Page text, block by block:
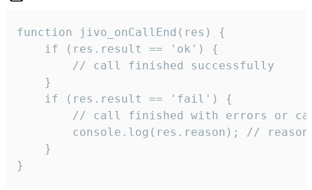
function jivo_onCallEnd(res) {
    if (res.result == 'ok') {
        // call finished successfully
    }
    if (res.result == 'fail') {
// call finished with errors or
console.log(res.reason); //
    }
}